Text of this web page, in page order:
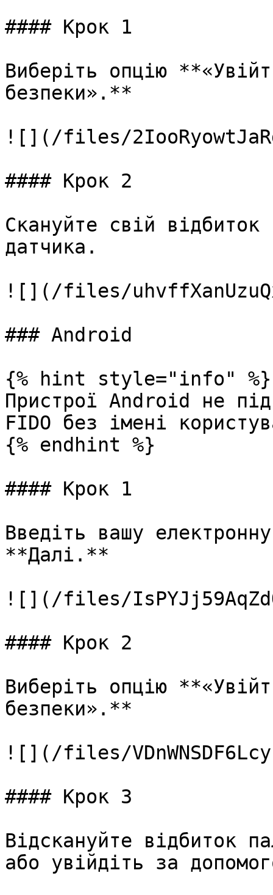
#### Крок 1
Виберіть опцію
безпеки».**
![](/files/
#### Крок 2
Скануйте свій
датчика.
![](/files/
### Android
{% hint style="info" %}
Пристрої Android не
FIDO без імені
{% endhint %}
#### Крок 1
Введіть вашу
**Далі.**
![](/files/
#### Крок 2
Виберіть опцію
безпеки».**
![](/files/
#### Крок 3
Відскануйте відбиток
або увійдіть за